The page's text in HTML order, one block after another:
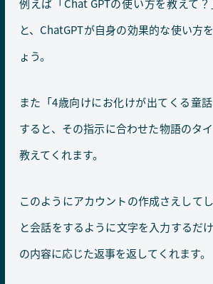
例えば「Chat GPTの使い方を教えて
と、ChatGPTが自身の効果的な使い方
ょう。
また「4歳向けにお化けが出てくる童
すると、その指示に合わせた物語のタ
教えてくれます。
このようにアカウントの作成さえして
と会話をするように文字を入力するだ
の内容に応じた返事を返してくれます。